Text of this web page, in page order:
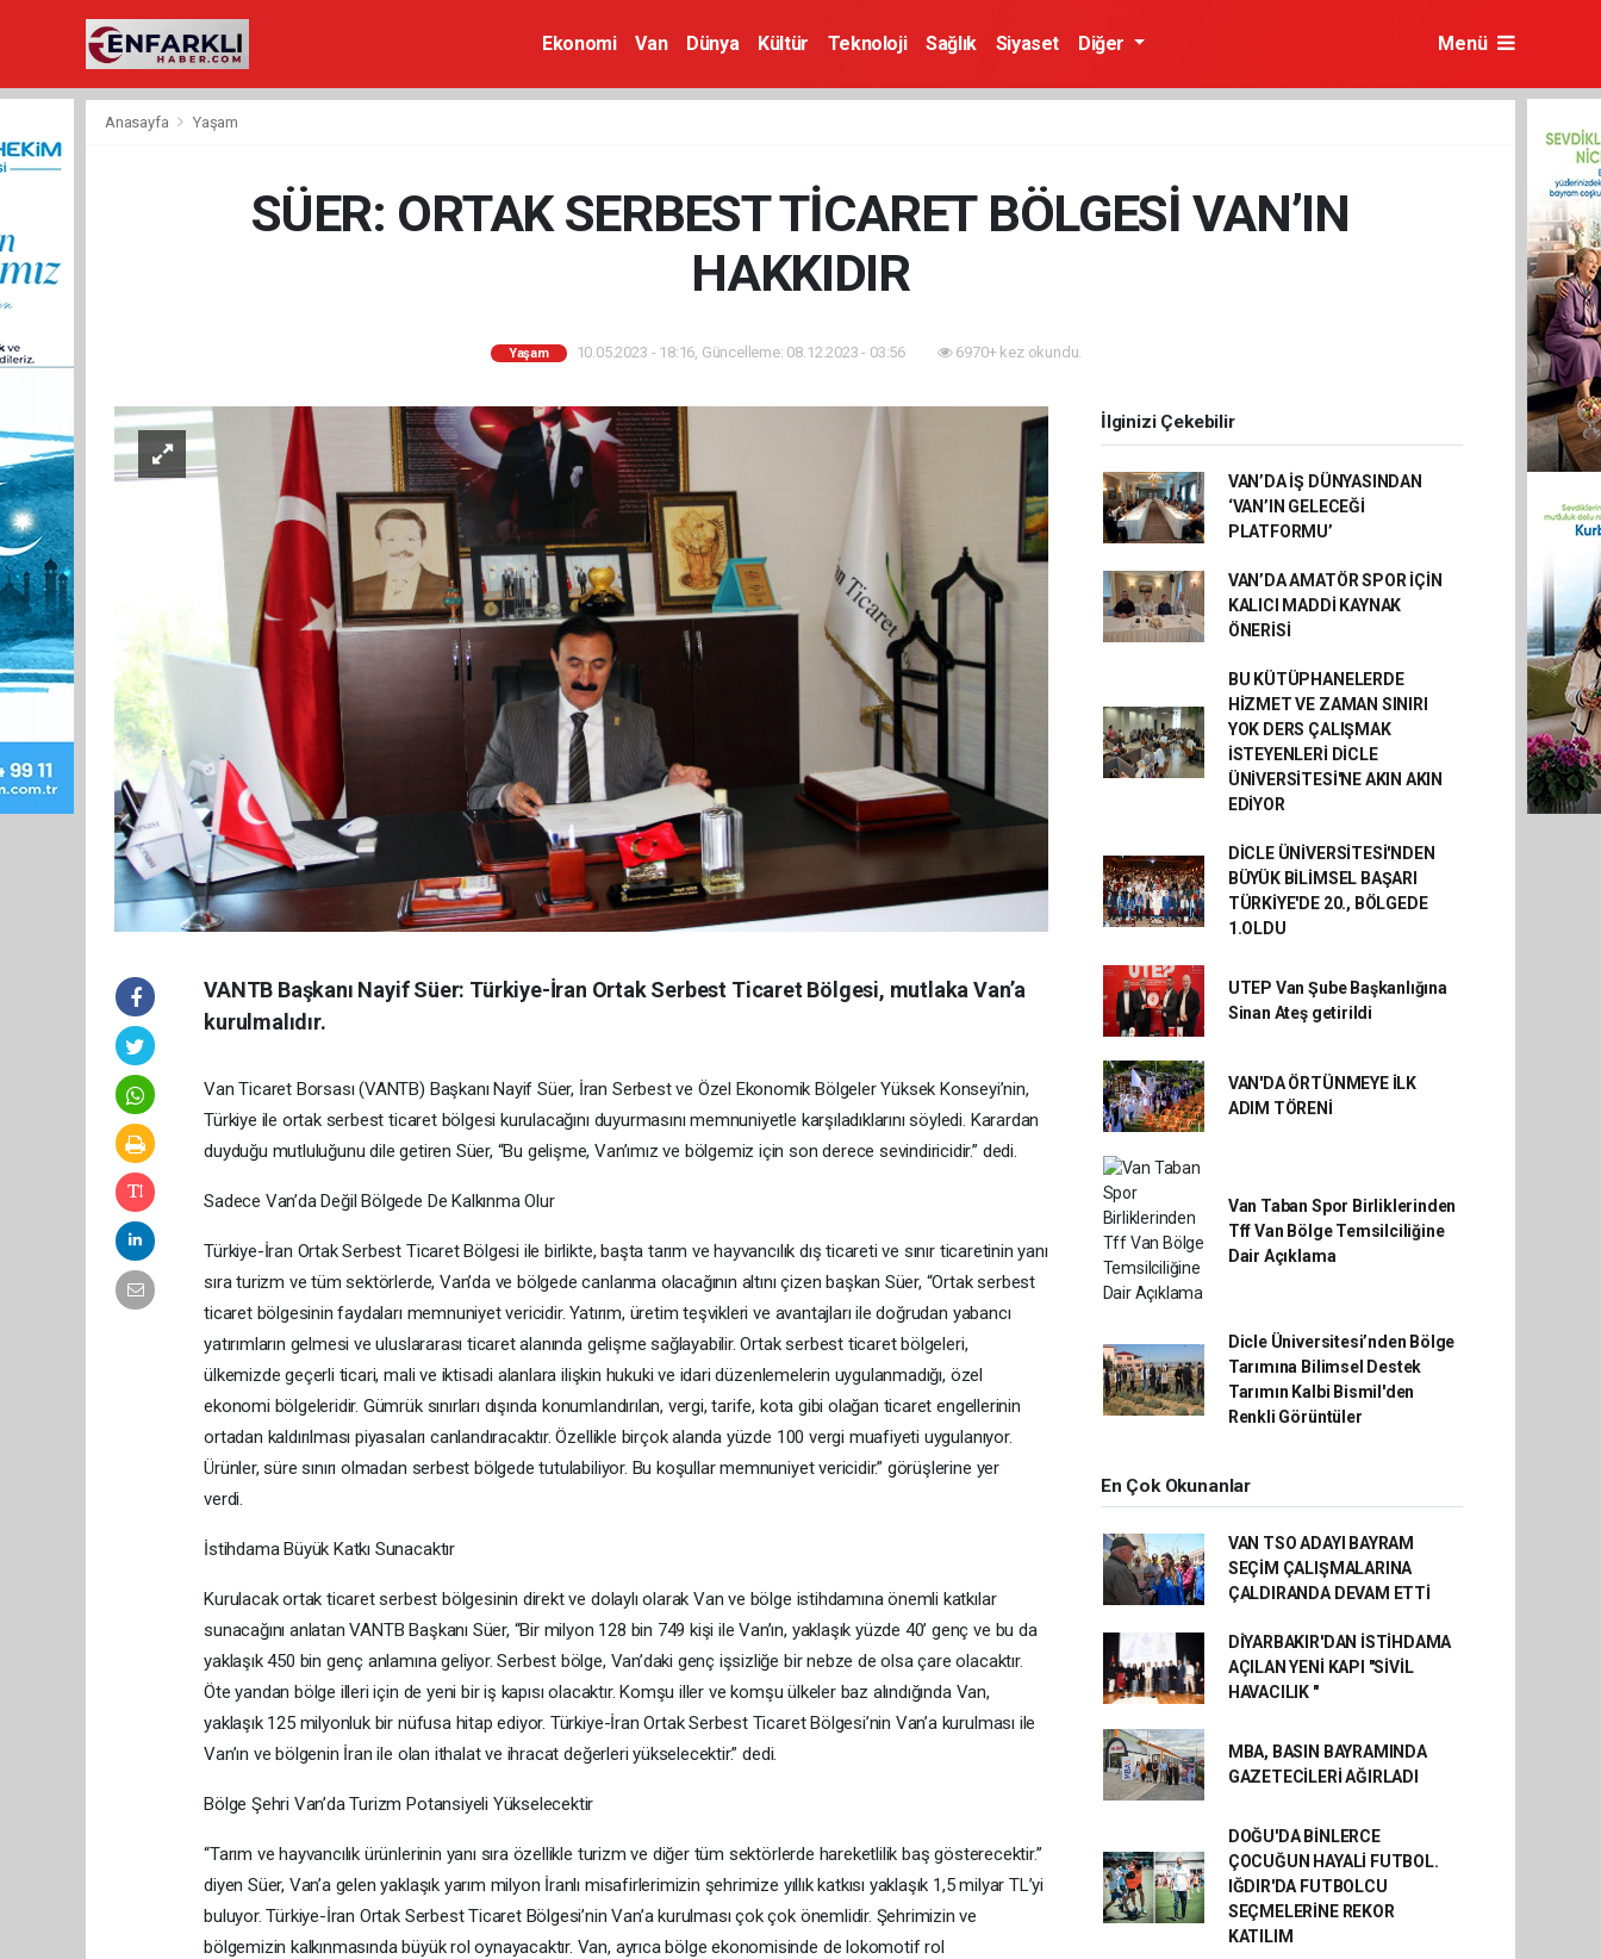
Ekonomi Van Dünya Kültür Teknoloji Sağlık Siyaset Diğer Menü
Anasayfa Yaşam
SÜER: ORTAK SERBEST TİCARET BÖLGESİ VAN’IN
HAKKIDIR
Yaşam 10.05.2023 - 18:16, Güncelleme: 08.12.2023 - 03:56 6970+ kez okundu.
VANTB Başkanı Nayif Süer: Türkiye-İran Ortak Serbest Ticaret Bölgesi, mutlaka Van’a
kurulmalıdır.
Van Ticaret Borsası (VANTB) Başkanı Nayif Süer, İran Serbest ve Özel Ekonomik Bölgeler Yüksek Konseyi’nin,
Türkiye ile ortak serbest ticaret bölgesi kurulacağını duyurmasını memnuniyetle karşıladıklarını söyledi. Karardan
duyduğu mutluluğunu dile getiren Süer, “Bu gelişme, Van’ımız ve bölgemiz için son derece sevindiricidir.” dedi.
Sadece Van’da Değil Bölgede De Kalkınma Olur
Türkiye-İran Ortak Serbest Ticaret Bölgesi ile birlikte, başta tarım ve hayvancılık dış ticareti ve sınır ticaretinin yanı
sıra turizm ve tüm sektörlerde, Van’da ve bölgede canlanma olacağının altını çizen başkan Süer, “Ortak serbest
ticaret bölgesinin faydaları memnuniyet vericidir. Yatırım, üretim teşvikleri ve avantajları ile doğrudan yabancı
yatırımların gelmesi ve uluslararası ticaret alanında gelişme sağlayabilir. Ortak serbest ticaret bölgeleri,
ülkemizde geçerli ticari, mali ve iktisadi alanlara ilişkin hukuki ve idari düzenlemelerin uygulanmadığı, özel
ekonomi bölgeleridir. Gümrük sınırları dışında konumlandırılan, vergi, tarife, kota gibi olağan ticaret engellerinin
ortadan kaldırılması piyasaları canlandıracaktır. Özellikle birçok alanda yüzde 100 vergi muafiyeti uygulanıyor.
Ürünler, süre sınırı olmadan serbest bölgede tutulabiliyor. Bu koşullar memnuniyet vericidir.” görüşlerine yer
verdi.
İstihdama Büyük Katkı Sunacaktır
Kurulacak ortak ticaret serbest bölgesinin direkt ve dolaylı olarak Van ve bölge istihdamına önemli katkılar
sunacağını anlatan VANTB Başkanı Süer, “Bir milyon 128 bin 749 kişi ile Van’ın, yaklaşık yüzde 40’ genç ve bu da
yaklaşık 450 bin genç anlamına geliyor. Serbest bölge, Van’daki genç işsizliğe bir nebze de olsa çare olacaktır.
Öte yandan bölge illeri için de yeni bir iş kapısı olacaktır. Komşu iller ve komşu ülkeler baz alındığında Van,
yaklaşık 125 milyonluk bir nüfusa hitap ediyor. Türkiye-İran Ortak Serbest Ticaret Bölgesi’nin Van’a kurulması ile
Van’ın ve bölgenin İran ile olan ithalat ve ihracat değerleri yükselecektir.” dedi.
Bölge Şehri Van’da Turizm Potansiyeli Yükselecektir
“Tarım ve hayvancılık ürünlerinin yanı sıra özellikle turizm ve diğer tüm sektörlerde hareketlilik baş gösterecektir.”
diyen Süer, Van’a gelen yaklaşık yarım milyon İranlı misafirlerimizin şehrimize yıllık katkısı yaklaşık 1,5 milyar TL’yi
buluyor. Türkiye-İran Ortak Serbest Ticaret Bölgesi’nin Van’a kurulması çok çok önemlidir. Şehrimizin ve
bölgemizin kalkınmasında büyük rol oynayacaktır. Van, ayrıca bölge ekonomisinde de lokomotif rol
İlginizi Çekebilir
VAN’DA İŞ DÜNYASINDAN
‘VAN’IN GELECEĞİ
PLATFORMU’
VAN’DA AMATÖR SPOR İÇİN
KALICI MADDİ KAYNAK
ÖNERİSİ
BU KÜTÜPHANELERDE
HİZMET VE ZAMAN SINIRI
YOK DERS ÇALIŞMAK
İSTEYENLERİ DİCLE
ÜNİVERSİTESİ'NE AKIN AKIN
EDİYOR
DİCLE ÜNİVERSİTESİ'NDEN
BÜYÜK BİLİMSEL BAŞARI
TÜRKİYE'DE 20., BÖLGEDE
1.OLDU
UTEP Van Şube Başkanlığına
Sinan Ateş getirildi
VAN'DA ÖRTÜNMEYE İLK
ADIM TÖRENİ
Van Taban Spor Birliklerinden
Tff Van Bölge Temsilciliğine
Dair Açıklama
Dicle Üniversitesi’nden Bölge
Tarımına Bilimsel Destek
Tarımın Kalbi Bismil'den
Renkli Görüntüler
En Çok Okunanlar
VAN TSO ADAYI BAYRAM
SEÇİM ÇALIŞMALARINA
ÇALDIRANDA DEVAM ETTİ
DİYARBAKIR'DAN İSTİHDAMA
AÇILAN YENİ KAPI "SİVİL
HAVACILIK "
MBA, BASIN BAYRAMINDA
GAZETECİLERİ AĞIRLADI
DOĞU'DA BİNLERCE
ÇOCUĞUN HAYALİ FUTBOL.
IĞDIR'DA FUTBOLCU
SEÇMELERİNE REKOR
KATILIM